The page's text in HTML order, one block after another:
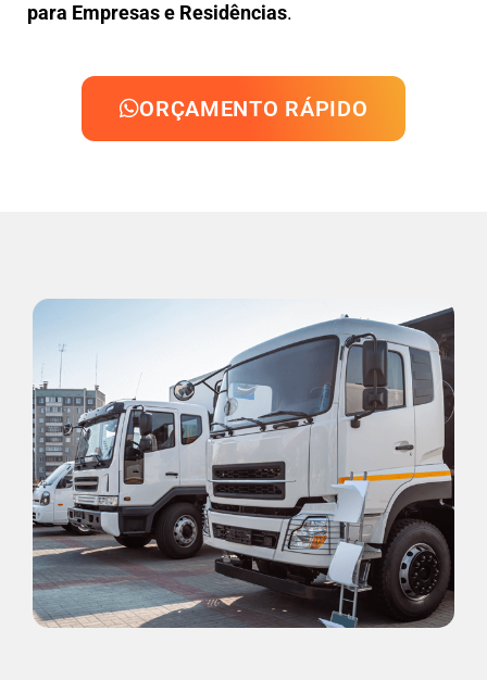
para Empresas e Residências.
ORÇAMENTO RÁPIDO